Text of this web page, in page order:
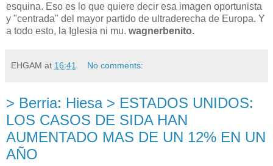
esquina. Eso es lo que quiere decir esa imagen oportunista
y "centrada" del mayor partido de ultraderecha de Europa. Y
a todo esto, la Iglesia ni mu. wagnerbenito.
EHGAM at 16:41 No comments:
> Berria: Hiesa > ESTADOS UNIDOS:
LOS CASOS DE SIDA HAN
AUMENTADO MAS DE UN 12% EN UN
AÑO